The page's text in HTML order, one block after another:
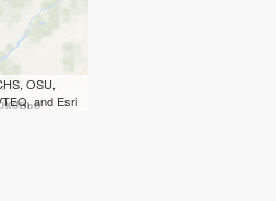
OSU,
and Esri